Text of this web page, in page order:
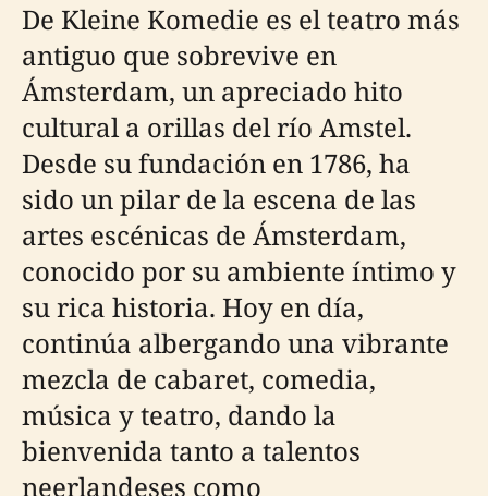
De Kleine Komedie es el teatro más
antiguo que sobrevive en
Ámsterdam, un apreciado hito
cultural a orillas del río Amstel.
Desde su fundación en 1786, ha
sido un pilar de la escena de las
artes escénicas de Ámsterdam,
conocido por su ambiente íntimo y
su rica historia. Hoy en día,
continúa albergando una vibrante
mezcla de cabaret, comedia,
música y teatro, dando la
bienvenida tanto a talentos
neerlandeses como